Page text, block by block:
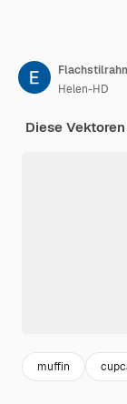
Helen-HD
Diese
muffin